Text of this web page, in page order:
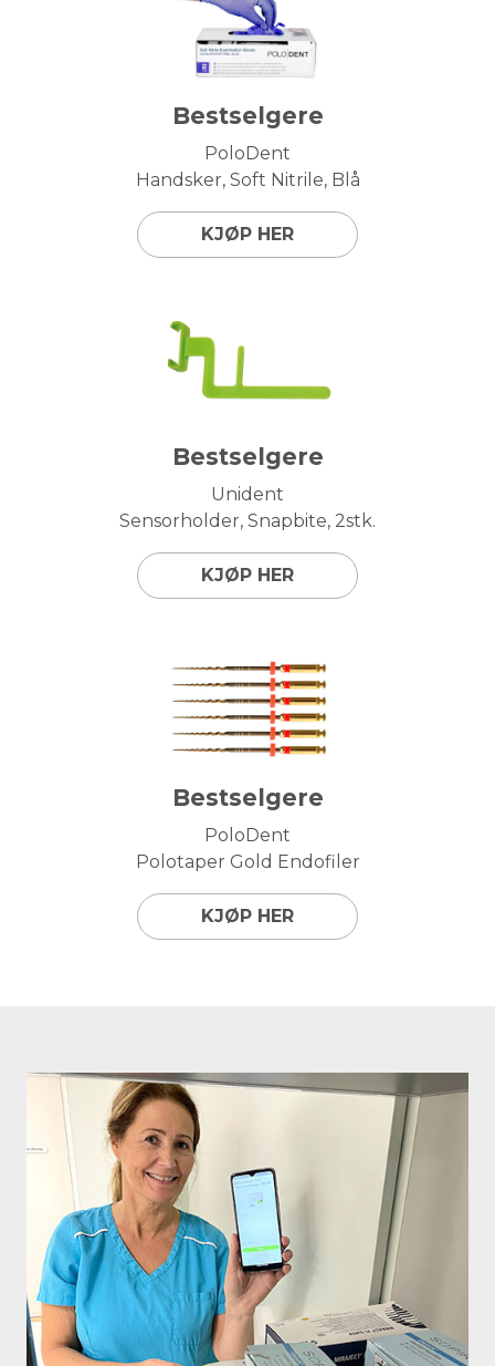
Bestselgere
PoloDent
Handsker, Soft Nitrile, Blå
KJØP HER
Bestselgere
Unident
Sensorholder, Snapbite, 2stk.
KJØP HER
Bestselgere
PoloDent
Polotaper Gold Endofiler
KJØP HER